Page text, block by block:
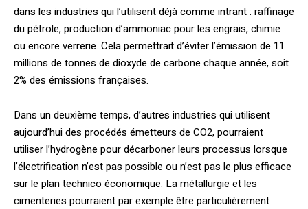
dans les industries qui l’utilisent déjà comme intrant : raffinage
du pétrole, production d’ammoniac pour les engrais, chimie
ou encore verrerie. Cela permettrait d’éviter l’émission de 11
millions de tonnes de dioxyde de carbone chaque année, soit
2% des émissions françaises.
Dans un deuxième temps, d’autres industries qui utilisent
aujourd’hui des procédés émetteurs de CO2, pourraient
utiliser l’hydrogène pour décarboner leurs processus lorsque
l’électrification n’est pas possible ou n’est pas le plus efficace
sur le plan technico économique. La métallurgie et les
cimenteries pourraient par exemple être particulièrement